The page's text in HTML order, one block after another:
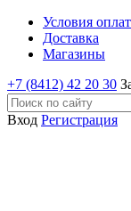
Условия
Доставка
Магазины
+7 (8412) 42 20 30
Вход Регистрация